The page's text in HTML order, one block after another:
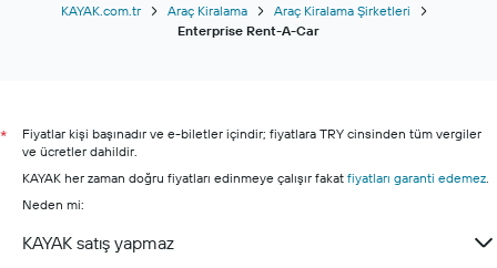
Bursa Araç Kiralama
KAYAK.com.tr Araç Kiralama
Araç Kiralama Şirketleri
Enterprise Rent-A-Car
*
Fiyatlar kişi başınadır ve e-biletler içindir; fiyatlara TRY cinsinden tüm vergiler
ve ücretler dahildir.
KAYAK her zaman doğru fiyatları edinmeye çalışır fakat fiyatları garanti edemez.
Neden mi:
KAYAK satış yapmaz